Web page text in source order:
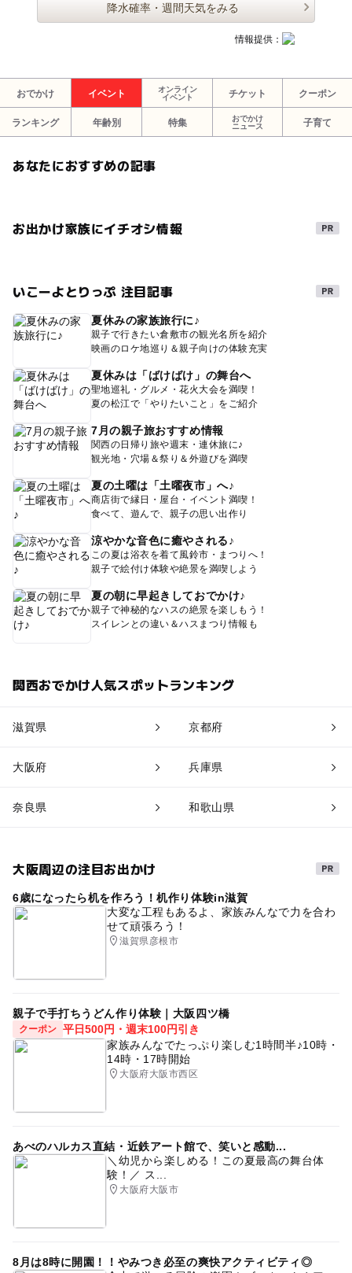
降水確率・週間天気をみる
情報提供：
おでかけ イベント
オンライン
イベント
チケット クーポン
ランキング 年齢別 特集
おでかけ
ニュース
子育て
あなたにおすすめの記事
お出かけ家族にイチオシ情報
いこーよとりっぷ 注目記事
夏休みの家族旅行に♪
親子で行きたい倉敷市の観光名所を紹介
映画のロケ地巡り＆親子向けの体験充実
夏休みは「ばけばけ」の舞台へ
聖地巡礼・グルメ・花火大会を満喫！
夏の松江で「やりたいこと」をご紹介
7月の親子旅おすすめ情報
関西の日帰り旅や週末・連休旅に♪
観光地・穴場＆祭り＆外遊びを満喫
夏の土曜は「土曜夜市」へ♪
商店街で縁日・屋台・イベント満喫！
食べて、遊んで、親子の思い出作り
涼やかな音色に癒やされる♪
この夏は浴衣を着て風鈴市・まつりへ！
親子で絵付け体験や絶景を満喫しよう
夏の朝に早起きしておでかけ♪
親子で神秘的なハスの絶景を楽しもう！
スイレンとの違い＆ハスまつり情報も
関西おでかけ人気スポットランキング
滋賀県 京都府
大阪府 兵庫県
奈良県 和歌山県
大阪周辺の注目お出かけ
6歳になったら机を作ろう！机作り体験in滋賀
大変な工程もあるよ、家族みんなで力を合わ
せて頑張ろう！
滋賀県彦根市
親子で手打ちうどん作り体験｜大阪四ツ橋
クーポン 平日500円・週末100円引き
家族みんなでたっぷり楽しむ1時間半♪10時・
14時・17時開始
大阪府大阪市西区
あべのハルカス直結・近鉄アート館で、笑いと感動...
＼幼児から楽しめる！この夏最高の舞台体
験！／ ス...
大阪府大阪市
8月は8時に開園！！やみつき必至の爽快アクティビティ◎